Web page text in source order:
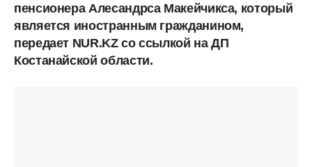
пенсионера Алесандрса Макейчикса, который
является иностранным гражданином,
передает NUR.KZ со ссылкой на ДП
Костанайской области.